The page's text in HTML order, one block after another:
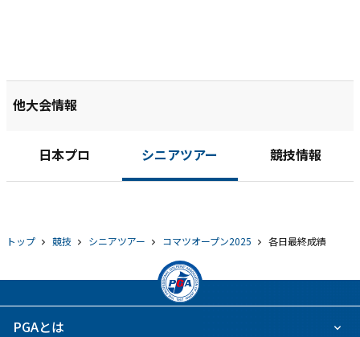
他大会情報
日本プロ シニアツアー 競技情報
トップ 競技 シニアツアー コマツオープン2025 各日最終成績
PGAとは